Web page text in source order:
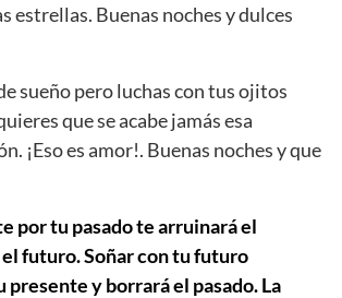
estrellas. Buenas noches y dulces
sueño pero luchas con tus ojitos
que se acabe jamás esa
¡Eso es amor!. Buenas noches y que
por tu pasado te arruinará el
futuro. Soñar con tu futuro
presente y borrará el pasado. La